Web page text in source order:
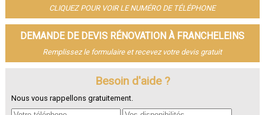
- Entreprise de rénovation à Saint-Genis-Pouilly
- Entreprise de rénovation à Divonne-les-Bains
- Entreprise de rénovation à Ferney-Voltaire
- Entreprise de rénovation à Meximieux
- Entreprise de rénovation à Montluel
- Entreprise de rénovation à Lagnieu
- Entreprise de rénovation à Jassans-Riottier
CLIQUEZ POUR VOIR LE NUMÉRO DE TÉLÉPHONE
DEMANDE DE DEVIS RÉNOVATION À FRANCHELEINS
Remplissez le formulaire et recevez votre devis gratuit
Besoin d'aide ?
Nous vous rappellons gratuitement.